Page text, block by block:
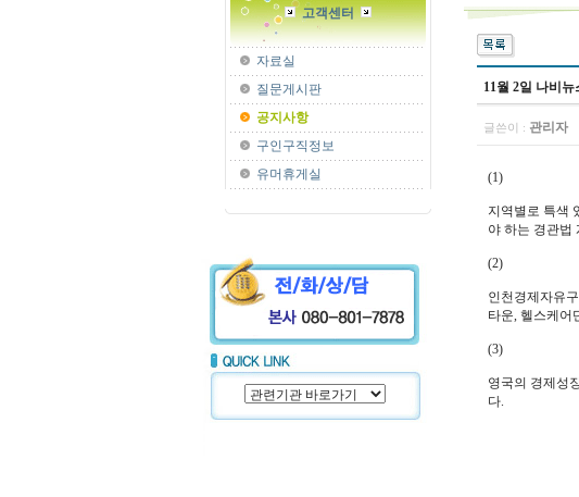
고객센터
자료실
질문게시판
공지사항
구인구직정보
유머휴게실
11월 2일 나비뉴
글쓴이 : 관리자
(1)
지역별로 특색
야 하는 경관법
(2)
인천경제자유
타운, 헬스케어
(3)
영국의 경제성
다.